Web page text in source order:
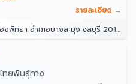
รายละเอียด →
พัทยา อำเภอบางละมุง ชลบุรี 20150
ทยพันธุ์ทาง